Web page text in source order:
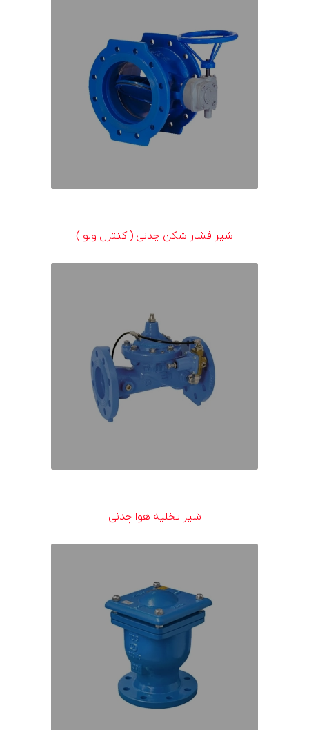
شیر فشار شکن چدنی ( کنترل ولو )
شیر تخلیه هوا چدنی